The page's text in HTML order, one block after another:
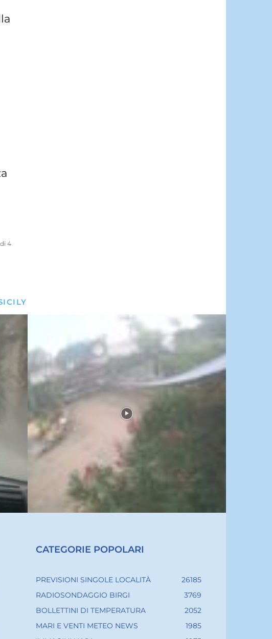
4
CATEGORIE POPOLARI
PREVISIONI SINGOLE LOCALITÀ
26185
RADIOSONDAGGIO BIRGI
3769
BOLLETTINI DI TEMPERATURA
2052
MARI E VENTI METEO NEWS
1985